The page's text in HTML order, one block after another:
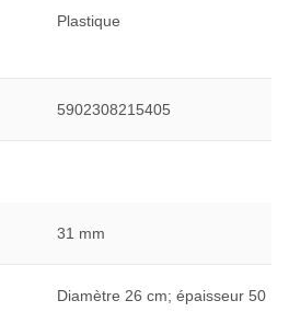
Plastique
5902308215405
31 mm
Diamètre 26 cm; épaisseur 50